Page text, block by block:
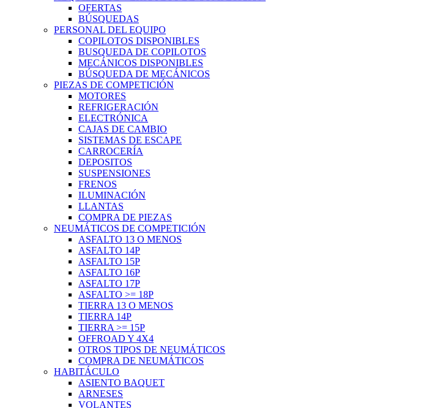
OFERTAS
BÚSQUEDAS
PERSONAL DEL EQUIPO
COPILOTOS DISPONIBLES
BUSQUEDA DE COPILOTOS
MECÁNICOS DISPONIBLES
BÚSQUEDA DE MECÁNICOS
PIEZAS DE COMPETICIÓN
MOTORES
REFRIGERACIÓN
ELECTRÓNICA
CAJAS DE CAMBIO
SISTEMAS DE ESCAPE
CARROCERÍA
DEPOSITOS
SUSPENSIONES
FRENOS
ILUMINACIÓN
LLANTAS
COMPRA DE PIEZAS
NEUMÁTICOS DE COMPETICIÓN
ASFALTO 13 O MENOS
ASFALTO 14P
ASFALTO 15P
ASFALTO 16P
ASFALTO 17P
ASFALTO >= 18P
TIERRA 13 O MENOS
TIERRA 14P
TIERRA >= 15P
OFFROAD Y 4X4
OTROS TIPOS DE NEUMÁTICOS
COMPRA DE NEUMÁTICOS
HABITÁCULO
ASIENTO BAQUET
ARNESES
VOLANTES